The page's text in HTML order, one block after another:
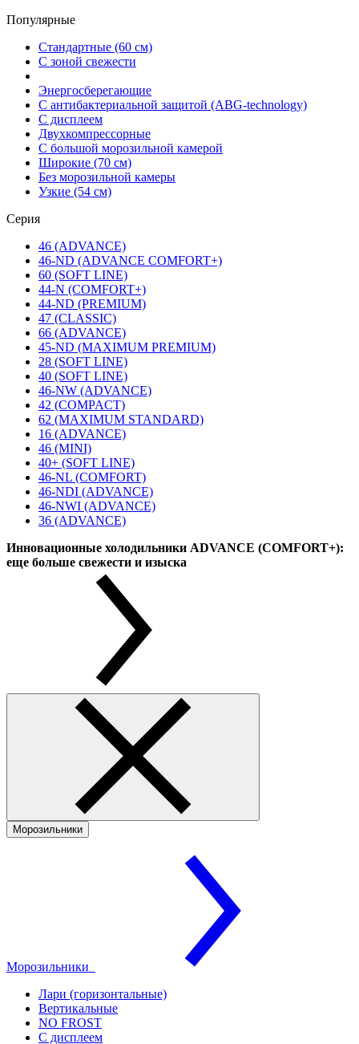
Популярные
Стандартные (60 см)
С зоной свежести
Энергосберегающие
С антибактериальной защитой (ABG-technology)
С дисплеем
Двухкомпрессорные
С большой морозильной камерой
Широкие (70 см)
Без морозильной камеры
Узкие (54 см)
Серия
46 (ADVANCE)
46-ND (ADVANCE COMFORT+)
60 (SOFT LINE)
44-N (COMFORT+)
44-ND (PREMIUM)
47 (CLASSIC)
66 (ADVANCE)
45-ND (MAXIMUM PREMIUM)
28 (SOFT LINE)
40 (SOFT LINE)
46-NW (ADVANCE)
42 (COMPACT)
62 (MAXIMUM STANDARD)
16 (ADVANCE)
46 (MINI)
40+ (SOFT LINE)
46-NL (COMFORT)
46-NDI (ADVANCE)
46-NWI (ADVANCE)
36 (ADVANCE)
Инновационные холодильники ADVANCE (COMFORT+):
еще больше свежести и изыска
Морозильники
Морозильники
Лари (горизонтальные)
Вертикальные
NO FROST
С дисплеем